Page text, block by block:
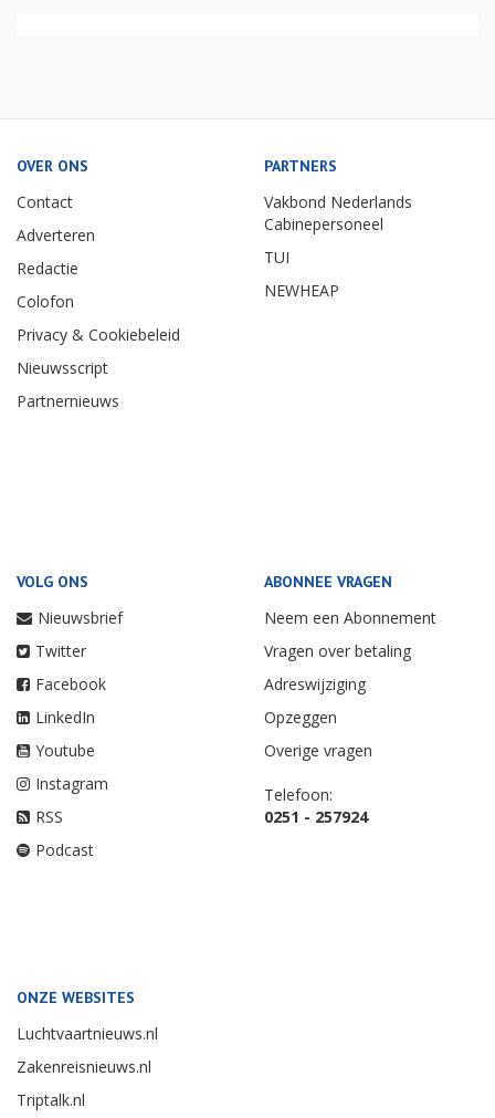
OVER ONS
Contact
Adverteren
Redactie
Colofon
Privacy & Cookiebeleid
Nieuwsscript
Partnernieuws
PARTNERS
Vakbond Nederlands
Cabinepersoneel
TUI
NEWHEAP
VOLG ONS
Nieuwsbrief
Twitter
Facebook
LinkedIn
Youtube
Instagram
RSS
Podcast
ABONNEE VRAGEN
Neem een Abonnement
Vragen over betaling
Adreswijziging
Opzeggen
Overige vragen
Telefoon:
0251 - 257924
ONZE WEBSITES
Luchtvaartnieuws.nl
Zakenreisnieuws.nl
Triptalk.nl